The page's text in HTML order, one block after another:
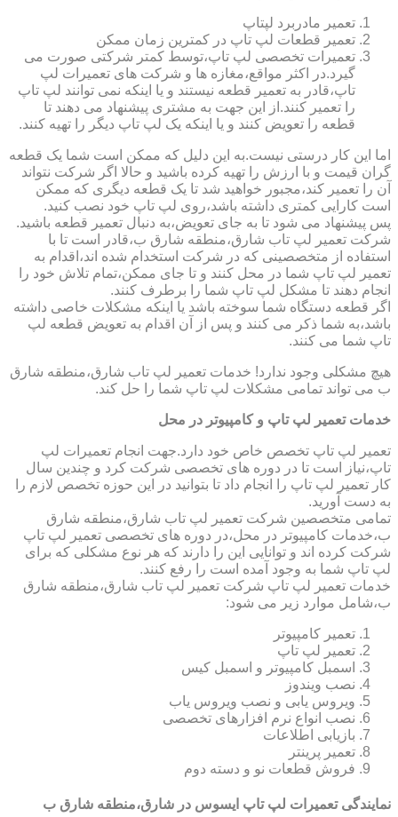
تعمیر مادربرد لپتاپ
تعمیر قطعات لپ تاپ در کمترین زمان ممکن
تعمیرات تخصصی لپ تاپ،توسط کمتر شرکتی صورت می
گیرد.در اکثر مواقع،مغازه ها و شرکت های تعمیرات لپ
تاپ،قادر به تعمیر قطعه نیستند و یا اینکه نمی توانند لپ تاپ
را تعمیر کنند.از این جهت به مشتری پیشنهاد می دهند تا
قطعه را تعویض کنند و یا اینکه یک لپ تاپ دیگر را تهیه کنند.
اما این کار درستی نیست.به این دلیل که ممکن است شما یک قطعه
گران قیمت و با ارزش را تهیه کرده باشید و حالا اگر شرکت نتواند
آن را تعمیر کند،مجبور خواهید شد تا یک قطعه دیگری که ممکن
است کارایی کمتری داشته باشد،روی لپ تاپ خود نصب کنید.
پس پیشنهاد می شود تا به جای تعویض،به دنبال تعمیر قطعه باشید.
شرکت تعمیر لپ تاب شارق،منطقه شارق ب،قادر است تا با
استفاده از متخصصینی که در شرکت استخدام شده اند،اقدام به
تعمیر لپ تاپ شما در محل کنند و تا جای ممکن،تمام تلاش خود را
انجام دهند تا مشکل لپ تاپ شما را برطرف کنند.
اگر قطعه دستگاه شما سوخته باشد یا اینکه مشکلات خاصی داشته
باشد،به شما ذکر می کنند و پس از آن اقدام به تعویض قطعه لپ
تاپ شما می کنند.
هیچ مشکلی وجود ندارد! خدمات تعمیر لپ تاب شارق،منطقه شارق
ب می تواند تمامی مشکلات لپ تاپ شما را حل کند.
خدمات تعمیر لپ تاپ و کامپیوتر در محل
تعمیر لپ تاپ تخصص خاص خود دارد.جهت انجام تعمیرات لپ
تاپ،نیاز است تا در دوره های تخصصی شرکت کرد و چندین سال
کار تعمیر لپ تاپ را انجام داد تا بتوانید در این حوزه تخصص لازم را
به دست آورید.
تمامی متخصصین شرکت تعمیر لپ تاب شارق،منطقه شارق
ب،خدمات کامپیوتر در محل،در دوره های تخصصی تعمیر لپ تاپ
شرکت کرده اند و توانایی این را دارند که هر نوع مشکلی که برای
لپ تاپ شما به وجود آمده است را رفع کنند.
خدمات تعمیر لپ تاپ شرکت تعمیر لپ تاب شارق،منطقه شارق
ب،شامل موارد زیر می شود:
تعمیر کامپیوتر
تعمیر لپ تاپ
اسمبل کامپیوتر و اسمبل کیس
نصب ویندوز
ویروس یابی و نصب ویروس یاب
نصب انواع نرم افزارهای تخصصی
بازیابی اطلاعات
تعمیر پرینتر
فروش قطعات نو و دسته دوم
نمایندگی تعمیرات لپ تاپ ایسوس در شارق،منطقه شارق ب